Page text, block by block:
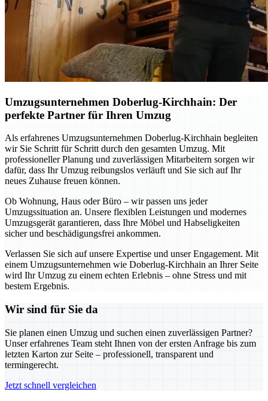
Umzugsunternehmen Doberlug-Kirchhain: Der
perfekte Partner für Ihren Umzug
Als erfahrenes Umzugsunternehmen Doberlug-Kirchhain begleiten
wir Sie Schritt für Schritt durch den gesamten Umzug. Mit
professioneller Planung und zuverlässigen Mitarbeitern sorgen wir
dafür, dass Ihr Umzug reibungslos verläuft und Sie sich auf Ihr
neues Zuhause freuen können.
Ob Wohnung, Haus oder Büro – wir passen uns jeder
Umzugssituation an. Unsere flexiblen Leistungen und modernes
Umzugsgerät garantieren, dass Ihre Möbel und Habseligkeiten
sicher und beschädigungsfrei ankommen.
Verlassen Sie sich auf unsere Expertise und unser Engagement. Mit
einem Umzugsunternehmen wie Doberlug-Kirchhain an Ihrer Seite
wird Ihr Umzug zu einem echten Erlebnis – ohne Stress und mit
bestem Ergebnis.
Wir sind für Sie da
Sie planen einen Umzug und suchen einen zuverlässigen Partner?
Unser erfahrenes Team steht Ihnen von der ersten Anfrage bis zum
letzten Karton zur Seite – professionell, transparent und
termingerecht.
Jetzt schnell vergleichen